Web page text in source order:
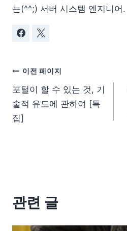
는(^^;) 서버 시스템 엔지니어.
이전 페이지
포털이 할 수 있는 것, 기
술적 유도에 관하여 [특
집]
관련 글